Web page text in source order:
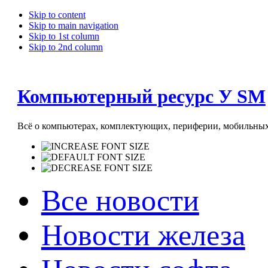
Skip to content
Skip to main navigation
Skip to 1st column
Skip to 2nd column
Компьютерный ресурс У SM
Всё о компьютерах, комплектующих, периферии, мобильных
Все новости
Новости железа